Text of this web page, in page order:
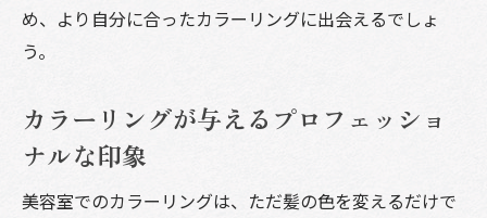
ヘアスタイルと色のベストコンビネーショ
美容室でのカウンセリングの重要性
肌色に合わせたカラーリングの選択
ライフスタイルにフィットする髪色
め、より自分に合ったカラーリングに出会えるでしょ
う。
カラーリングが与えるプロフェッショ
ナルな印象
美容室でのカラーリングは、ただ髪の色を変えるだけで